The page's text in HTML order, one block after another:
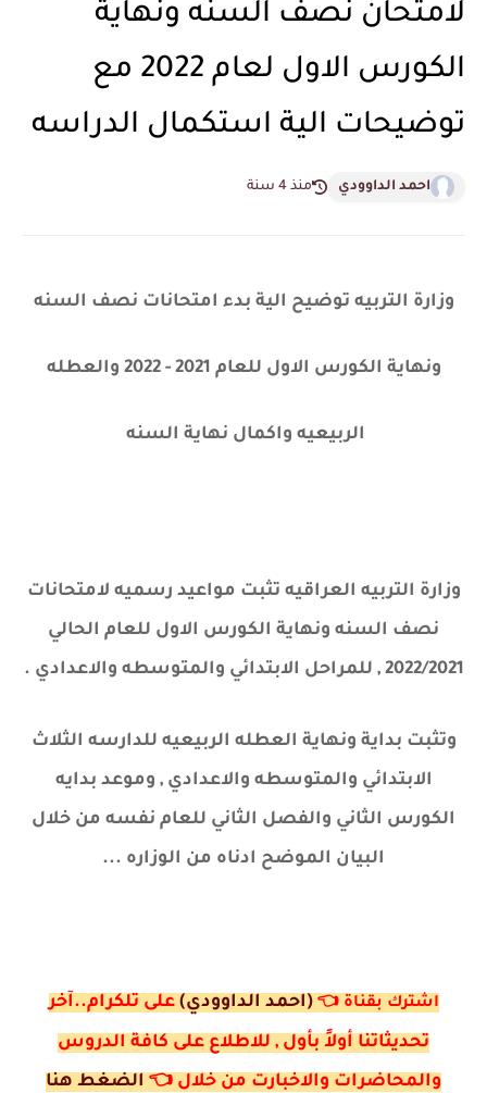
لامتحان نصف السنه ونهاية
الكورس الاول لعام 2022 مع
توضيحات الية استكمال الدراسه
احمد الداوودي منذ 4 سنة
وزارة التربيه توضيح الية بدء امتحانات نصف السنه
ونهاية الكورس الاول للعام 2021 - 2022 والعطله
الربيعيه واكمال نهاية السنه
وزارة التربيه العراقيه تثبت مواعيد رسميه لامتحانات
نصف السنه ونهاية الكورس الاول للعام الحالي
2022/2021 , للمراحل الابتدائي والمتوسطه والاعدادي .
وتثبت بداية ونهاية العطله الربيعيه للدارسه الثلاث
الابتدائي والمتوسطه والاعدادي , وموعد بدايه
الكورس الثاني والفصل الثاني للعام نفسه من خلال
البيان الموضح ادناه من الوزاره ...
اشترك بقناة👈 (احمد الداوودي) على تلكرام..آخر
تحديثاتنا أولاً بأول , للاطلاع على كافة الدروس
والمحاضرات والاخبارت من خلال 👈 الضغط هنا